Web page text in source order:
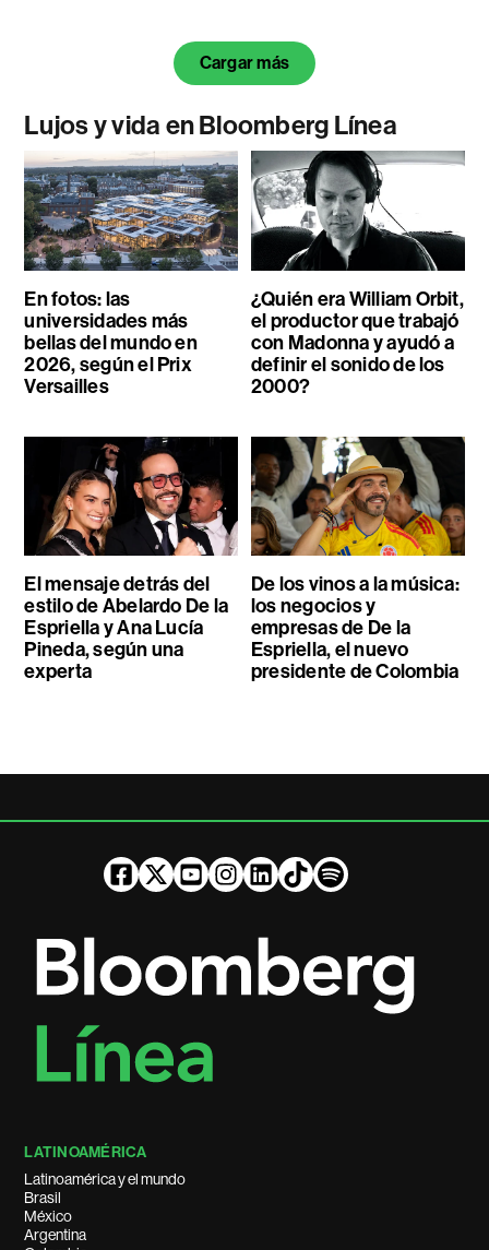
Cargar más
Lujos y vida en Bloomberg Línea
En fotos: las
universidades más
bellas del mundo en
2026, según el Prix
Versailles
¿Quién era William Orbit,
el productor que trabajó
con Madonna y ayudó a
definir el sonido de los
2000?
El mensaje detrás del
estilo de Abelardo De la
Espriella y Ana Lucía
Pineda, según una
experta
De los vinos a la música:
los negocios y
empresas de De la
Espriella, el nuevo
presidente de Colombia
LATINOAMÉRICA
Latinoamérica y el mundo
Brasil
México
Argentina